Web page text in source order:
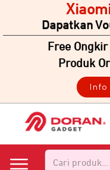
Dapatkan
Free Ongkir
Produk
Info